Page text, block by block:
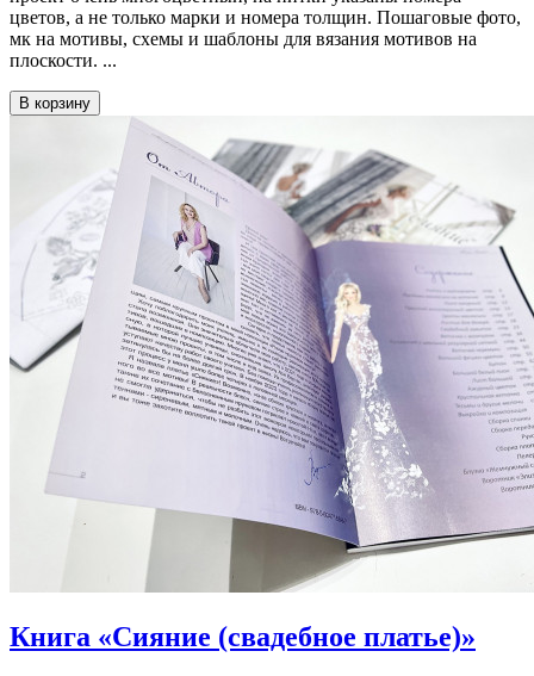
цветов, а не только марки и номера толщин. Пошаговые фото,
мк на мотивы, схемы и шаблоны для вязания мотивов на
плоскости. ...
В корзину
Книга «Сияние (свадебное платье)»